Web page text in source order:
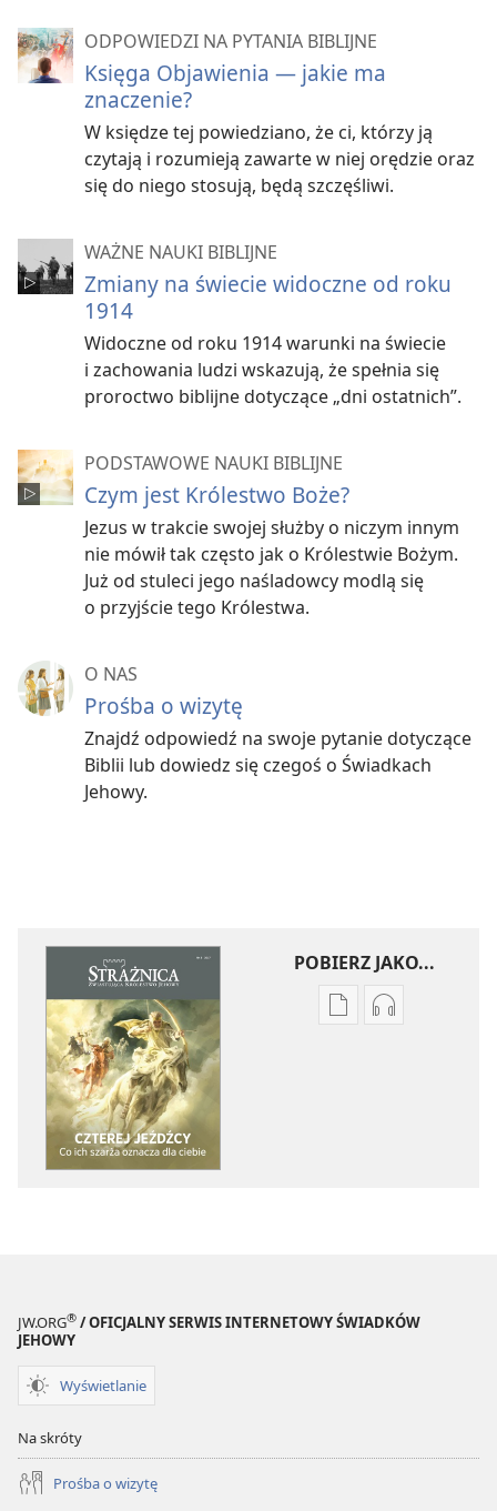
ODPOWIEDZI NA PYTANIA BIBLIJNE
Księga Objawienia — jakie ma
znaczenie?
W księdze tej powiedziano, że ci, którzy ją
czytają i rozumieją zawarte w niej orędzie oraz
się do niego stosują, będą szczęśliwi.
WAŻNE NAUKI BIBLIJNE
Zmiany na świecie widoczne od roku
1914
Widoczne od roku 1914 warunki na świecie
i zachowania ludzi wskazują, że spełnia się
proroctwo biblijne dotyczące „dni ostatnich”.
PODSTAWOWE NAUKI BIBLIJNE
Czym jest Królestwo Boże?
Jezus w trakcie swojej służby o niczym innym
nie mówił tak często jak o Królestwie Bożym.
Już od stuleci jego naśladowcy modlą się
o przyjście tego Królestwa.
O NAS
Prośba o wizytę
Znajdź odpowiedź na swoje pytanie dotyczące
Biblii lub dowiedz się czegoś o Świadkach
Jehowy.
POBIERZ JAKO...
Ustawienia
oznacza
Ustawienia
oznacza
JW.ORG® / OFICJALNY SERWIS INTERNETOWY ŚWIADKÓW
JEHOWY
Wyświetlanie
Na skróty
Prośba o wizytę